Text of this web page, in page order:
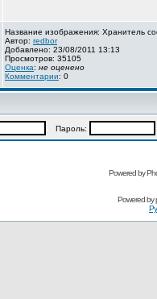
Название изображения: Хранитель
Автор: redbor
Добавлено: 23/08/2011 13:13
Просмотров: 35105
Оценка: не оценено
Комментарии: 0
Пароль:
Powered by
Powered by